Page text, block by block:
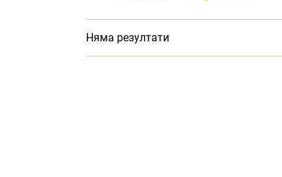
Няма резултати